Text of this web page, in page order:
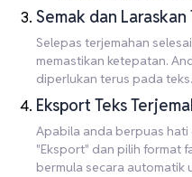
Semak dan Laraskan
Selepas terjemahan
memastikan ketepatan.
diperlukan terus pada teks.
Eksport Teks
Apabila anda berpuas
"Eksport" dan pilih format
bermula secara automatik